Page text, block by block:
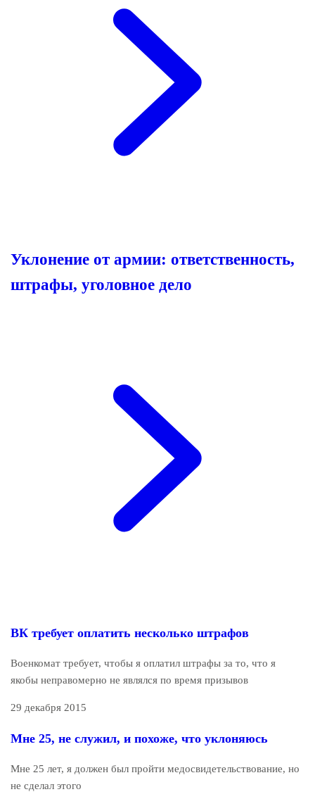
Уклонение от армии: ответственность,
штрафы, уголовное дело
ВК требует оплатить несколько штрафов
Военкомат требует, чтобы я оплатил штрафы за то, что я
якобы неправомерно не являлся по время призывов
29 декабря 2015
Мне 25, не служил, и похоже, что уклоняюсь
Мне 25 лет, я должен был пройти медосвидетельствование, но
не сделал этого